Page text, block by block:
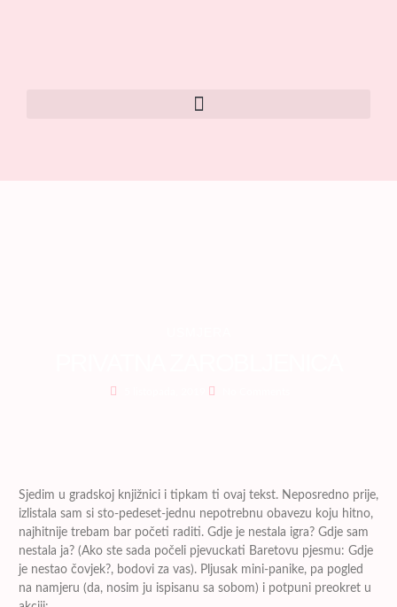
Sjedim u gradskoj knjižnici i tipkam ti ovaj tekst. Neposredno prije,
izlistala sam si sto-pedeset-jednu nepotrebnu obavezu koju hitno,
najhitnije trebam bar početi raditi. Gdje je nestala igra? Gdje sam
nestala ja? (Ako ste sada počeli pjevuckati Baretovu pjesmu: Gdje
je nestao čovjek?, bodovi za vas). Pljusak mini-panike, pa pogled
na namjeru (da, nosim ju ispisanu sa sobom) i potpuni preokret u